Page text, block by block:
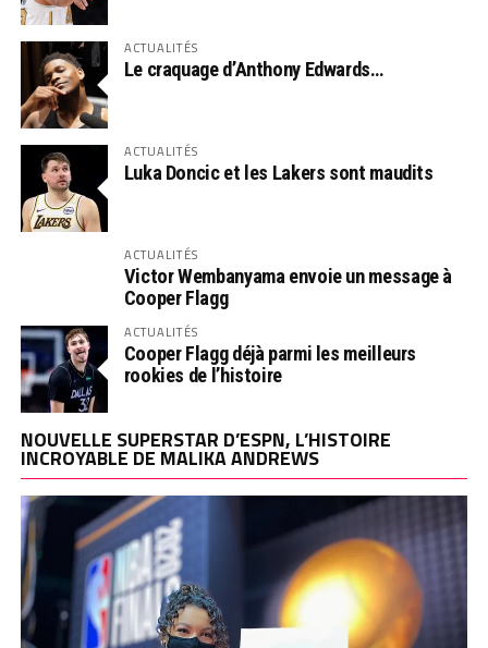
ACTUALITÉS
Le craquage d’Anthony Edwards…
ACTUALITÉS
Luka Doncic et les Lakers sont maudits
ACTUALITÉS
Victor Wembanyama envoie un message à
Cooper Flagg
ACTUALITÉS
Cooper Flagg déjà parmi les meilleurs
rookies de l’histoire
NOUVELLE SUPERSTAR D’ESPN, L’HISTOIRE
INCROYABLE DE MALIKA ANDREWS